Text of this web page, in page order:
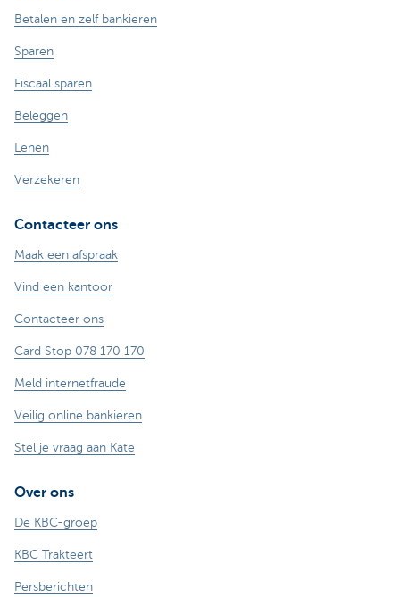
Betalen en zelf bankieren
Sparen
Fiscaal sparen
Beleggen
Lenen
Verzekeren
Contacteer ons
Maak een afspraak
Vind een kantoor
Contacteer ons
Card Stop 078 170 170
Meld internetfraude
Veilig online bankieren
Stel je vraag aan Kate
Over ons
De KBC-groep
KBC Trakteert
Persberichten